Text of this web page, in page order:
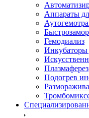
Аппараты
Гемодиализ
Инкубаторы
Плазмаферез
Подогрев